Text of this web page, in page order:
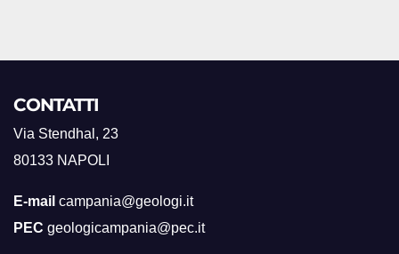
CONTATTI
Via Stendhal, 23
80133 NAPOLI
E-mail campania@geologi.it
PEC geologicampania@pec.it